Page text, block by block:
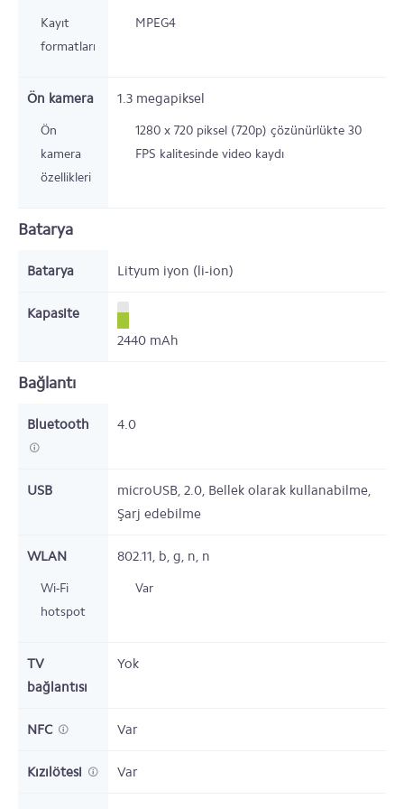
Kayıt
formatları
MPEG4
Ön kamera 1.3 megapiksel
Ön
kamera
özellikleri
1280 x 720 piksel (720p) çözünürlükte 30
FPS kalitesinde video kaydı
Batarya
Batarya Lityum iyon (li-ion)
Kapasite
2440 mAh
Bağlantı
Bluetooth 4.0
USB
microUSB, 2.0, Bellek olarak kullanabilme,
Şarj edebilme
WLAN 802.11, b, g, n, n
Wi-Fi
hotspot
Var
TV
bağlantısı
Yok
NFC Var
Kızılötesi Var